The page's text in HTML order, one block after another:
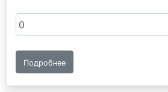
Подробнее